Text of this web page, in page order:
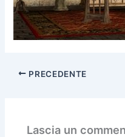
PRECEDENTE
Lascia un